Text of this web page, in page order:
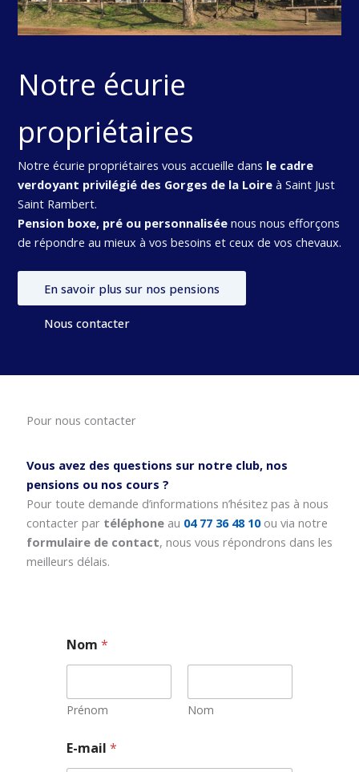
Notre écurie
propriétaires
Notre écurie propriétaires vous accueille dans le cadre
verdoyant privilégié des Gorges de la Loireà Saint Just
Saint Rambert.
Pension boxe, pré ou personnaliséenous nous efforçons
de répondre au mieux à vos besoins et ceux de vos chevaux.
En savoir plus sur nos pensions
Nous contacter
Pour nous contacter
Vous avez des questions sur notre club, nos
pensions ou nos cours ?
Pour toute demande d’informations n’hésitez pas à nous
contacter par téléphoneau 04 77 36 48 10 ou via notre
formulaire de contact, nous vous répondrons dans les
meilleurs délais.
Nom*
Prénom Nom
-
m
E-mail*